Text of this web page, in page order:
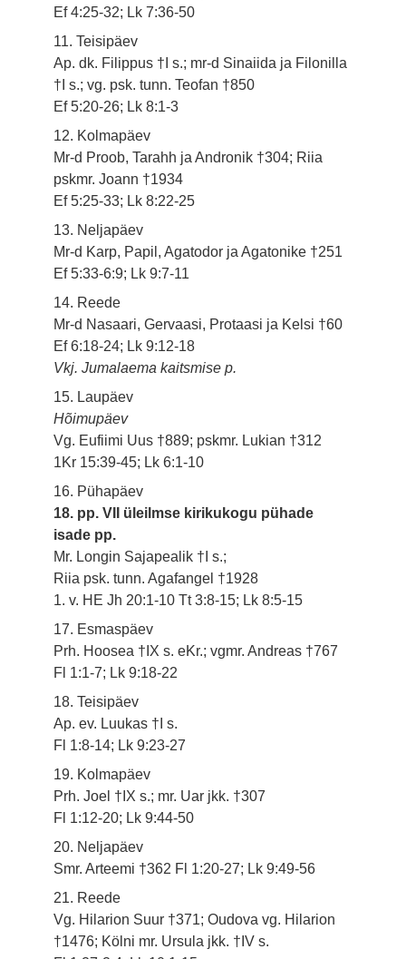
Ef 4:25-32; Lk 7:36-50
11. Teisipäev
Ap. dk. Filippus †I s.; mr-d Sinaiida ja Filonilla
†I s.; vg. psk. tunn. Teofan †850
Ef 5:20-26; Lk 8:1-3
12. Kolmapäev
Mr-d Proob, Tarahh ja Andronik †304; Riia
pskmr. Joann †1934
Ef 5:25-33; Lk 8:22-25
13. Neljapäev
Mr-d Karp, Papil, Agatodor ja Agatonike †251
Ef 5:33-6:9; Lk 9:7-11
14. Reede
Mr-d Nasaari, Gervaasi, Protaasi ja Kelsi †60
Ef 6:18-24; Lk 9:12-18
Vkj. Jumalaema kaitsmise p.
15. Laupäev
Hõimupäev
Vg. Eufiimi Uus †889; pskmr. Lukian †312
1Kr 15:39-45; Lk 6:1-10
16. Pühapäev
18. pp. VII üleilmse kirikukogu pühade
isade pp.
Mr. Longin Sajapealik †I s.;
Riia psk. tunn. Agafangel †1928
1. v. HE Jh 20:1-10 Tt 3:8-15; Lk 8:5-15
17. Esmaspäev
Prh. Hoosea †IX s. eKr.; vgmr. Andreas †767
Fl 1:1-7; Lk 9:18-22
18. Teisipäev
Ap. ev. Luukas †I s.
Fl 1:8-14; Lk 9:23-27
19. Kolmapäev
Prh. Joel †IX s.; mr. Uar jkk. †307
Fl 1:12-20; Lk 9:44-50
20. Neljapäev
Smr. Arteemi †362 Fl 1:20-27; Lk 9:49-56
21. Reede
Vg. Hilarion Suur †371; Oudova vg. Hilarion
†1476; Kölni mr. Ursula jkk. †IV s.